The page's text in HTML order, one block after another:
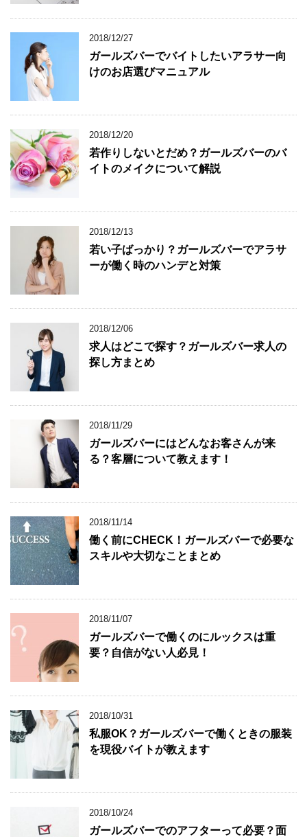
2018/12/27
ガールズバーでバイトしたいアラサー向
けのお店選びマニュアル
2018/12/20
若作りしないとだめ？ガールズバーのバ
イトのメイクについて解説
2018/12/13
若い子ばっかり？ガールズバーでアラサ
ーが働く時のハンデと対策
2018/12/06
求人はどこで探す？ガールズバー求人の
探し方まとめ
2018/11/29
ガールズバーにはどんなお客さんが来
る？客層について教えます！
2018/11/14
働く前にCHECK！ガールズバーで必要な
スキルや大切なことまとめ
2018/11/07
ガールズバーで働くのにルックスは重
要？自信がない人必見！
2018/10/31
私服OK？ガールズバーで働くときの服装
を現役バイトが教えます
2018/10/24
ガールズバーでのアフターって必要？面